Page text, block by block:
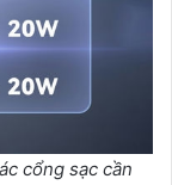
cổng sạc cần